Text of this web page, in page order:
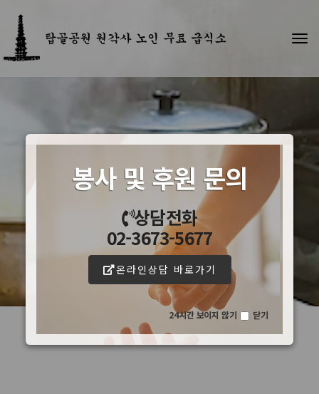
T
n
v
봉사 및 후원 문의
상담전화
02-3673-5677
온라인상담 바로가기
닫기
24시간 보이지 않기